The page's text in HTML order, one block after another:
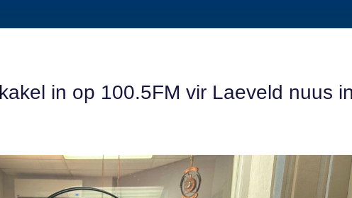
in op 100.5FM vir Laeveld nuus in